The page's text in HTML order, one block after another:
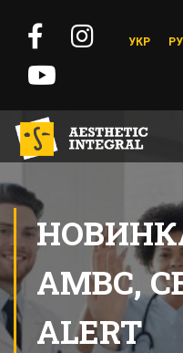
УКР
AMBC,
ALERT